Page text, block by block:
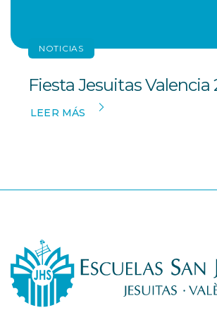
NOTICIAS
Fiesta Jesuitas Valencia
LEER MÁS